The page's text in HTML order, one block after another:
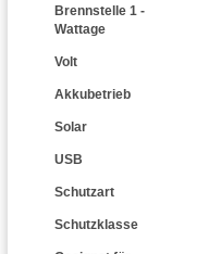
Brennstelle 1 -
Wattage
Volt
Akkubetrieb
Solar
USB
Schutzart
Schutzklasse